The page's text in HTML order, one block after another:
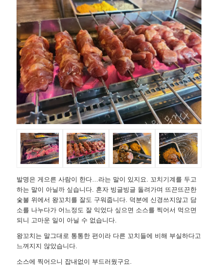
발명은 게으른 사람이 한다…라는 말이 있지요. 꼬치기계를 두고
하는 말이 아닐까 싶습니다. 혼자 빙글빙글 돌려가며 뜨끈뜨끈한
숯불 위에서 왕꼬치를 잘도 구워줍니다. 덕분에 신경쓰지않고 담
소를 나누다가 어느정도 잘 익었다 싶으면 소스를 찍어서 먹으면
되니 고마운 일이 아닐 수 없습니다.
왕꼬치는 말그대로 통통한 편이라 다른 꼬치들에 비해 부실하다고
느껴지지 않았습니다.
소스에 찍어으니 잡내없이 부드러웠구요.